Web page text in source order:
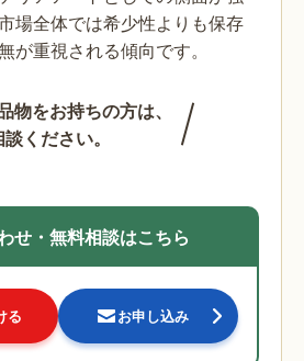
場全体では希少性よりも保存
が重視される傾向です。
物をお持ちの方は、
ください。
せ・無料相談はこちら
る お申し込み